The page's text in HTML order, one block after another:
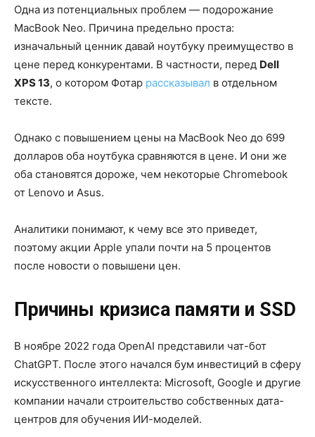
Одна из потенциальных проблем — подорожание
MacBook Neo. Причина предельно проста:
изначальный ценник давай ноутбуку преимущество в
цене перед конкурентами. В частности, перед Dell
XPS 13, о котором Фотар рассказывал в отдельном
тексте.
Однако с повышением цены на MacBook Neo до 699
долларов оба ноутбука сравняются в цене. И они же
оба становятся дороже, чем некоторые Chromebook
от Lenovo и Asus.
Аналитики понимают, к чему все это приведет,
поэтому акции Apple упали почти на 5 процентов
после новости о повышени цен.
Причины кризиса памяти и SSD
В ноябре 2022 года OpenAI представили чат-бот
ChatGPT. После этого начался бум инвестиций в сферу
искусственного интеллекта: Microsoft, Google и другие
компании начали строительство собственных дата-
центров для обучения ИИ-моделей.